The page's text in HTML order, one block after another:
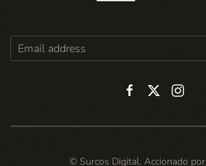
© Surcos Digital. Accionado por